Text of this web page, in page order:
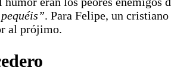
. Para Felipe, un
al prójimo.